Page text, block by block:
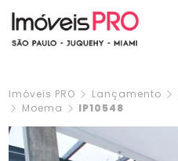
Imóveis PRO Lançamento
Moema
IP10548